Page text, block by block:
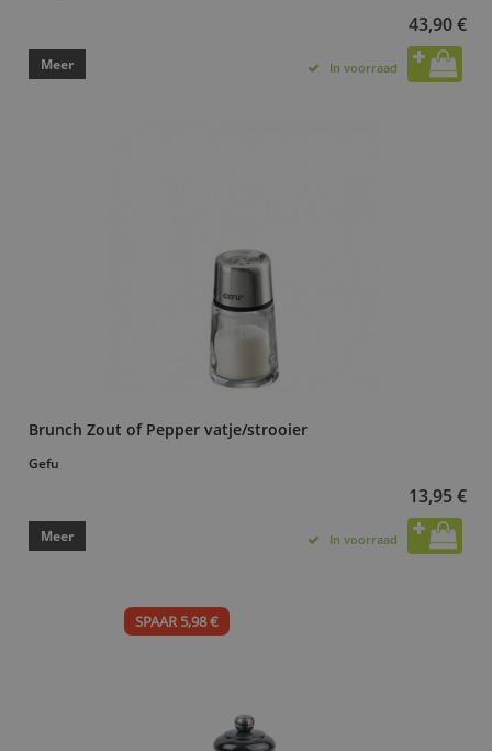
43,90 €
Meer In voorraad
Brunch Zout of Pepper vatje/strooier
Gefu
13,95 €
Meer In voorraad
SPAAR 5,98 €